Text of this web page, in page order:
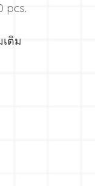
pcs.
ติม